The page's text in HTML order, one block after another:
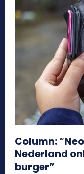
Column:
Nederland
burger”